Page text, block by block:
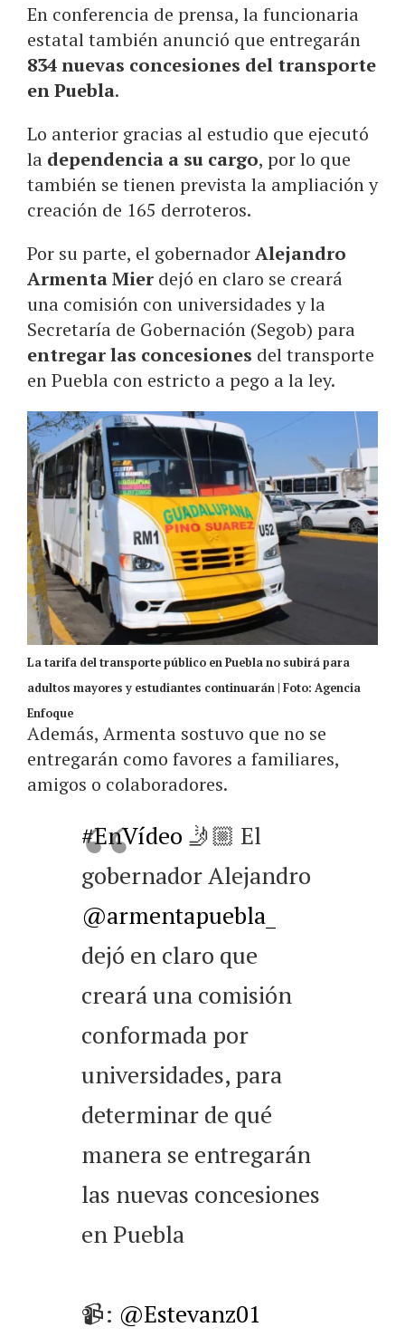
En conferencia de prensa, la funcionaria
estatal también anunció que entregarán
834 nuevas concesiones del transporte
en Puebla.
Lo anterior gracias al estudio que ejecutó
la dependencia a su cargo, por lo que
también se tienen prevista la ampliación y
creación de 165 derroteros.
Por su parte, el gobernadorAlejandro
Armenta Mier dejó en claro se creará
una comisión con universidades y la
Secretaría de Gobernación (Segob) para
entregar las concesiones del transporte
en Puebla con estricto a pego a la ley.
La tarifa del transporte público en Puebla no subirá para
adultos mayores y estudiantes continuarán | Foto: Agencia
Enfoque
Además, Armenta sostuvo que no se
entregarán como favores a familiares,
amigos o colaboradores.
#EnVídeo 🤳🏼 El
gobernador Alejandro
@armentapuebla_
dejó en claro que
creará una comisión
conformada por
universidades, para
determinar de qué
manera se entregarán
las nuevas concesiones
en Puebla
📹: @Estevanz01